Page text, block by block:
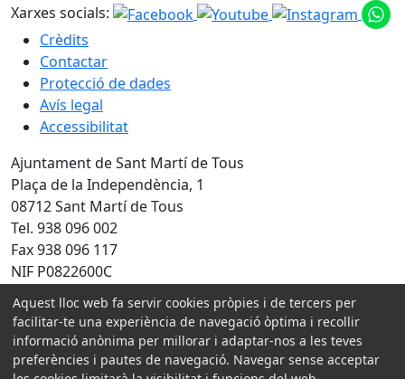
Xarxes socials:
Crèdits
Contactar
Protecció de dades
Avís legal
Accessibilitat
Ajuntament de Sant Martí de Tous
Plaça de la Independència, 1
08712 Sant Martí de Tous
Tel. 938 096 002
Fax 938 096 117
NIF P0822600C
Amb la col·laboració de:
Aquest lloc web fa servir cookies pròpies i de tercers per
facilitar-te una experiència de navegació òptima i recollir
informació anònima per millorar i adaptar-nos a les teves
preferències i pautes de navegació. Navegar sense acceptar